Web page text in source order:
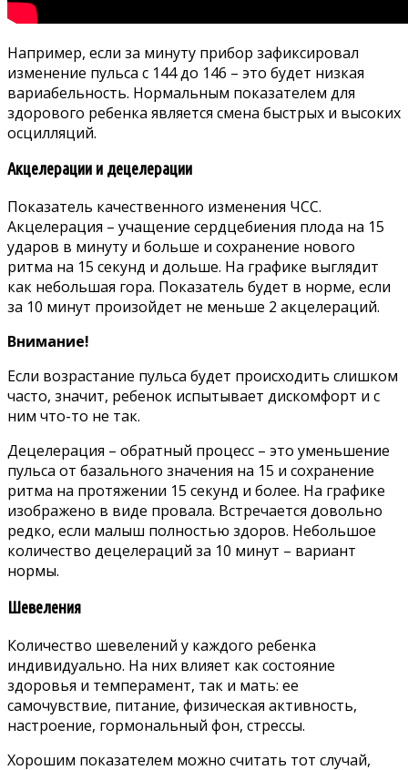
Например, если за минуту прибор зафиксировал
изменение пульса с 144 до 146 – это будет низкая
вариабельность. Нормальным показателем для
здорового ребенка является смена быстрых и высоких
осцилляций.
Акцелерации и децелерации
Показатель качественного изменения ЧСС.
Акцелерация – учащение сердцебиения плода на 15
ударов в минуту и больше и сохранение нового
ритма на 15 секунд и дольше. На графике выглядит
как небольшая гора. Показатель будет в норме, если
за 10 минут произойдет не меньше 2 акцелераций.
Внимание!
Если возрастание пульса будет происходить слишком
часто, значит, ребенок испытывает дискомфорт и с
ним что-то не так.
Децелерация – обратный процесс – это уменьшение
пульса от базального значения на 15 и сохранение
ритма на протяжении 15 секунд и более. На графике
изображено в виде провала. Встречается довольно
редко, если малыш полностью здоров. Небольшое
количество децелераций за 10 минут – вариант
нормы.
Шевеления
Количество шевелений у каждого ребенка
индивидуально. На них влияет как состояние
здоровья и темперамент, так и мать: ее
самочувствие, питание, физическая активность,
настроение, гормональный фон, стрессы.
Хорошим показателем можно считать тот случай,